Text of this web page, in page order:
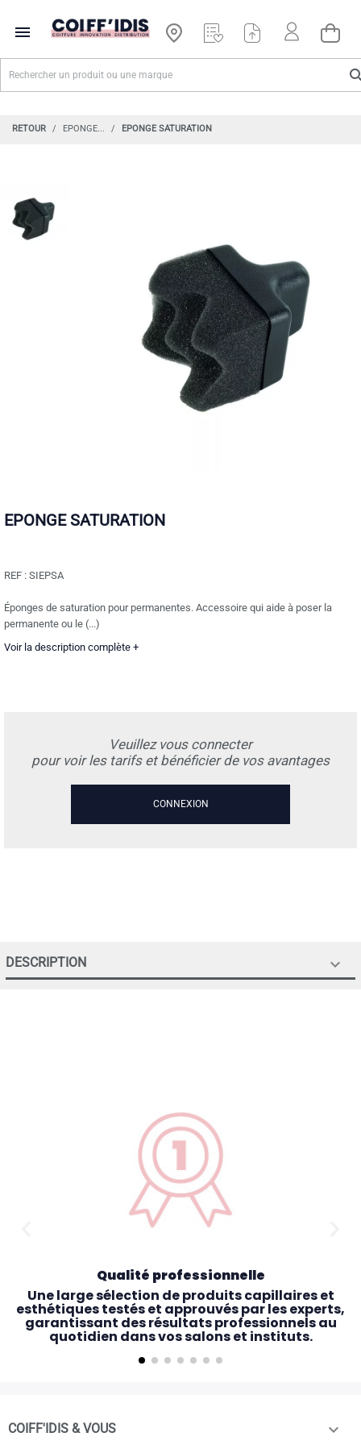

RETOUR EPONGE... EPONGE SATURATION
EPONGE SATURATION
REF : SIEPSA
Éponges de saturation pour permanentes. Accessoire qui aide à poser la
permanente ou le (...)
Voir la description complète +
Veuillez vous connecter
pour voir les tarifs et bénéficier de vos avantages
CONNEXION
DESCRIPTION 
Qualité professionnelle
Une large sélection de produits capillaires et
esthétiques testés et approuvés par les experts,
garantissant des résultats professionnels au
quotidien dans vos salons et instituts.
COIFF'IDIS & VOUS 